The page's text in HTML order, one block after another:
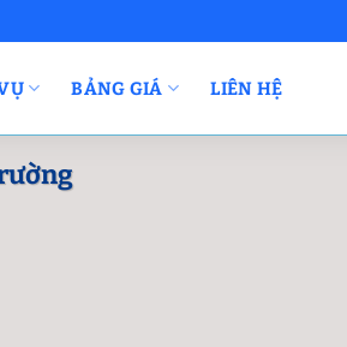
BẢNG GIÁ LIÊN HỆ